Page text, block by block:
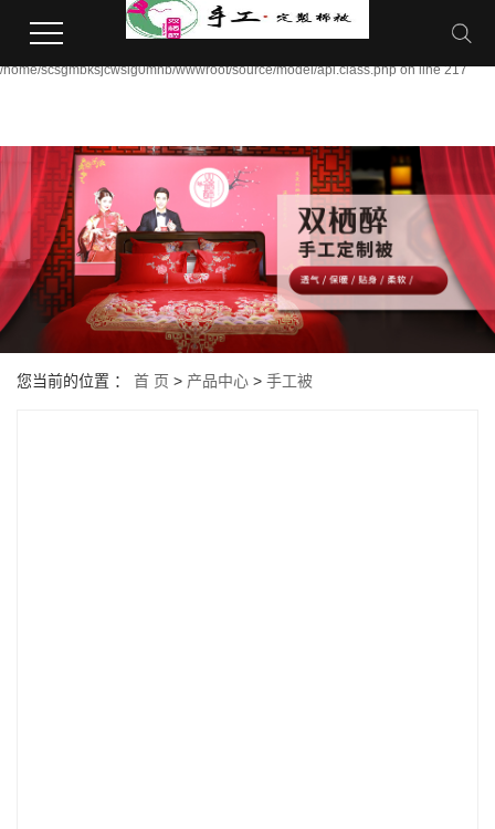
file_put_contents(/home/scsgmbksjcwsig0mhb/wwwroot/source/cache/
/home/scsgmbksjcwsig0mhb/wwwroot/source/model/api.class.php on line 217
您当前的位置 ： 首 页 > 产品中心 > 手工被